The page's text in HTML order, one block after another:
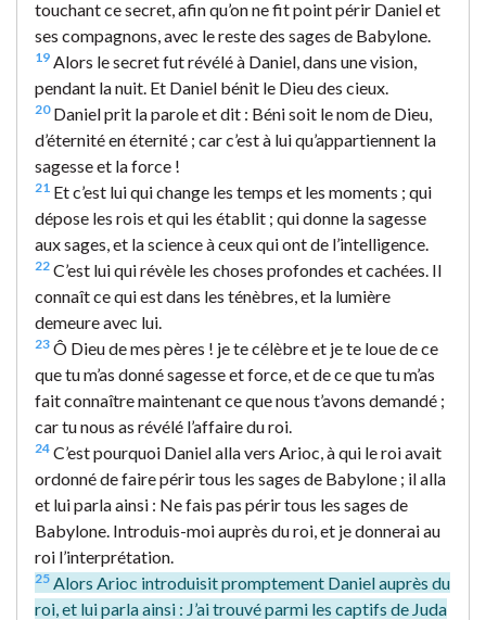
touchant ce secret, afin qu’on ne fit point périr Daniel et
ses compagnons, avec le reste des sages de Babylone.
19 Alors le secret fut révélé à Daniel, dans une vision,
pendant la nuit. Et Daniel bénit le Dieu des cieux.
20Daniel prit la parole et dit : Béni soit le nom de Dieu,
d’éternité en éternité ; car c’est à lui qu’appartiennent la
sagesse et la force !
21 Et c’est lui qui change les temps et les moments ; qui
dépose les rois et qui les établit ; qui donne la sagesse
aux sages, et la science à ceux qui ont de l’intelligence.
22 C’est lui qui révèle les choses profondes et cachées. Il
connaît ce qui est dans les ténèbres, et la lumière
demeure avec lui.
23 Ô Dieu de mes pères ! je te célèbre et je te loue de ce
que tu m’as donné sagesse et force, et de ce que tu m’as
fait connaître maintenant ce que nous t’avons demandé ;
car tu nous as révélé l’affaire du roi.
24 C’est pourquoi Daniel alla vers Arioc, à qui le roi avait
ordonné de faire périr tous les sages de Babylone ; il alla
et lui parla ainsi : Ne fais pas périr tous les sages de
Babylone. Introduis-moi auprès du roi, et je donnerai au
roi l’interprétation.
25 Alors Arioc introduisit promptement Daniel auprès du
roi, et lui parla ainsi : J’ai trouvé parmi les captifs de Juda